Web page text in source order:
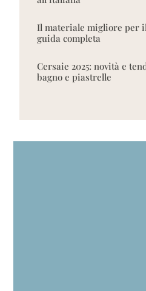
Il materiale migliore per
guida completa
Cersaie 2025: novità e
bagno e piastrelle